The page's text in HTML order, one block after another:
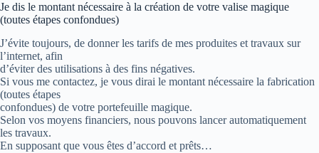
Je dis le montant nécessaire à la création de votre valise magique
(toutes étapes confondues)
J’évite toujours, de donner les tarifs de mes produites et travaux sur
l’internet, afin
d’éviter des utilisations à des fins négatives.
Si vous me contactez, je vous dirai le montant nécessaire la fabrication
(toutes étapes
confondues) de votre portefeuille magique.
Selon vos moyens financiers, nous pouvons lancer automatiquement
les travaux.
En supposant que vous êtes d’accord et prêts…